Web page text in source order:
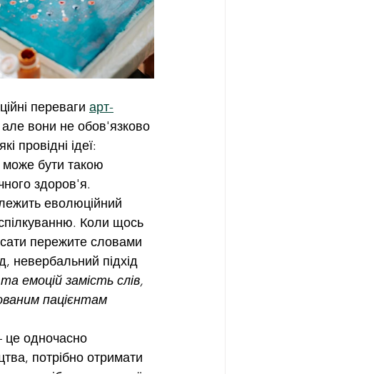
переваги арт-
вони не обов'язково
провідні ідеї:
може бути такою
здоров'я.
еволюційний
Коли щось
пережите словами
невербальний підхід
емоцій замість слів,
пацієнтам
одночасно
потрібно отримати